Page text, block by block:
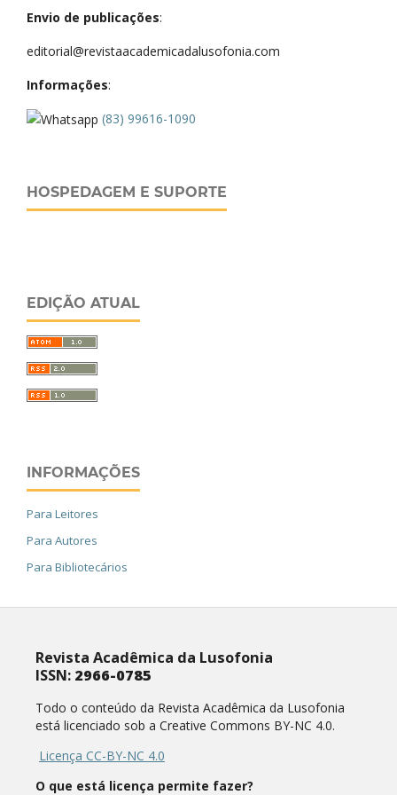
Envio de publicações:
editorial@revistaacademicadalusofonia.com
Informações:
(83) 99616-1090
HOSPEDAGEM E SUPORTE
EDIÇÃO ATUAL
INFORMAÇÕES
Para Leitores
Para Autores
Para Bibliotecários
Revista Acadêmica da Lusofonia
ISSN: 2966-0785
Todo o conteúdo da Revista Acadêmica da Lusofonia
está licenciado sob a Creative Commons BY-NC 4.0.
Licença CC-BY-NC 4.0
O que está licença permite fazer?